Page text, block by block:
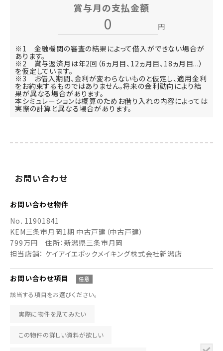
賞与月の支払金額
円
※1 金融機関の審査の結果によって借入ができない場合が
あります。
※2 賞与返済月は年2回（6ヵ月目、12ヵ月目、18ヵ月目...）
を仮定しています。
※3 お借入期間、金利が変わらないものと仮定し、適用金利
をお約束するものではありません。将来の金利動向により結
果が異なる場合があります。
本シミュレーションは概算のためお借り入れの内容によっては
実際の計算と異なる場合があります。
お問い合わせ
お問い合わせ物件
No． 11901841
KEM三条市月岡1期 中古戸建（中古戸建）
799万円 住所：新潟県三条市月岡
担当店舗： ケイアイエポックメイキング株式会社新潟店
お問い合わせ項目 任意
該当する項目をお選びください。
実際に物件を見てみたい
この物件の詳しい資料が欲しい